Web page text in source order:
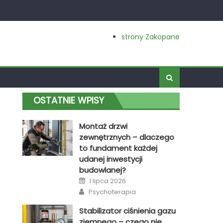
strony Zakopane
OSTATNIE WPISY
Montaż drzwi
zewnętrznych – dlaczego
to fundament każdej
udanej inwestycji
budowlanej?
Posted
on
1 lipca 2026
Author
Psychoterapia
Stabilizator ciśnienia gazu